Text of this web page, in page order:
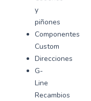
y
piñones
Componentes
Custom
Direcciones
G-
Line
Recambios